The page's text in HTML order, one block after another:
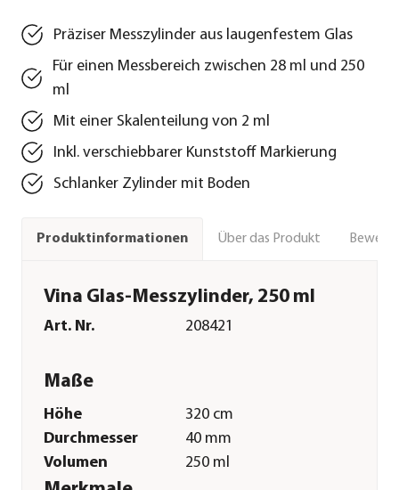
Präziser Messzylinder aus laugenfestem Glas
Für einen Messbereich zwischen 28 ml und 250
ml
Mit einer Skalenteilung von 2 ml
Inkl. verschiebbarer Kunststoff Markierung
Schlanker Zylinder mit Boden
Produktinformationen Über das Produkt
Vina Glas-Messzylinder, 250 ml
Art. Nr. 208421
Maße
Höhe
320 cm
Durchmesser
40 mm
Volumen
250 ml